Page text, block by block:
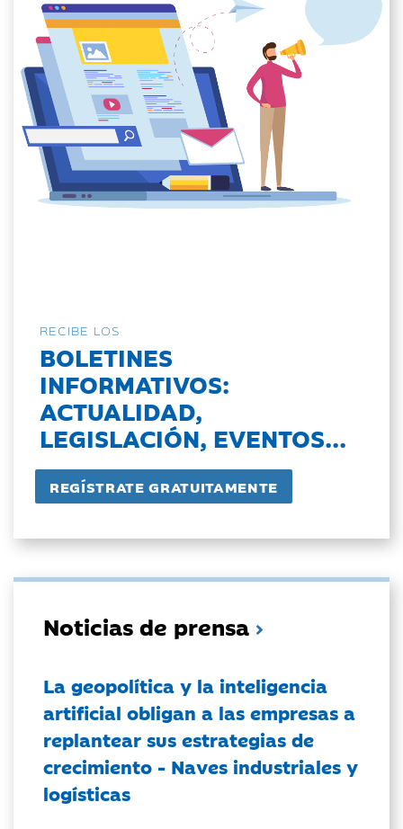
RECIBE LOS
BOLETINES
INFORMATIVOS:
ACTUALIDAD,
LEGISLACIÓN, EVENTOS...
Noticias de prensa
La geopolítica y la inteligencia
artificial obligan a las empresas a
replantear sus estrategias de
crecimiento - Naves industriales y
logísticas